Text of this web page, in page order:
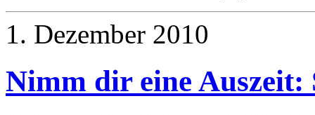
1. Dezember 2010
Nimm dir eine Auszeit: